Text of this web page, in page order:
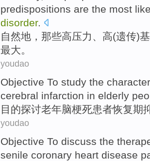
predispositions are the most
disorder.
自然地 ， 那些高压力 、高(遗传)
最大。
youdao
Objective To study the
cerebral infarction in elderly
目的探讨老年脑梗死患者恢复期
youdao
Objective To discuss the
senile coronary heart disease